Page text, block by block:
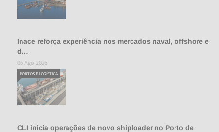
Inace reforça experiência nos mercados naval, offshore e
d…
06 Ago 2026
CLI inicia operações de novo shiploader no Porto de
PORTOS E LOGÍSTICA